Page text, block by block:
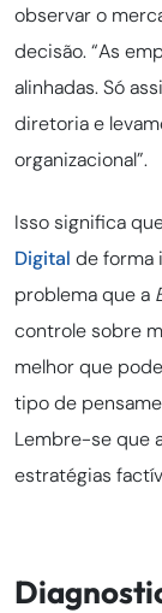
observar o
decisão. “As
alinhadas. Só
diretoria e
organizacional”.
Isso significa
Digital de forma
problema que a
controle sobre
melhor que
tipo de
Lembre-se que
estratégias